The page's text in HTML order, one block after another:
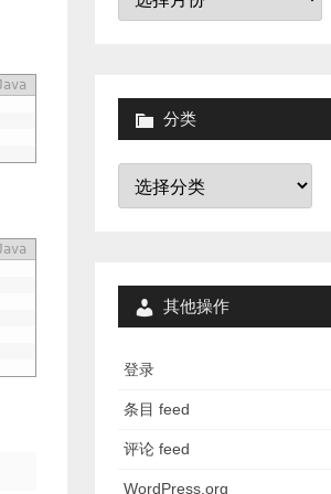
分类
分
其他操作
登录
条目 feed
评论 feed
WordPress.org